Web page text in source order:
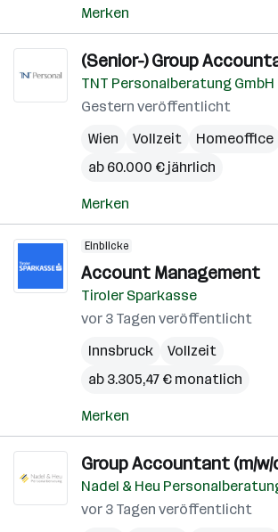
Merken
(Senior-) Group
TNT Personalberatung GmbH
Gestern veröffentlicht
Wien
Vollzeit
Homeoffice
ab 60.000 € jährlich
Merken
Einblicke
Account Management
Tiroler Sparkasse
vor 3 Tagen veröffentlicht
Innsbruck
Vollzeit
ab 3.305,47 € monatlich
Merken
Group Accountant (m/w/
Nadel & Heu
vor 3 Tagen veröffentlicht